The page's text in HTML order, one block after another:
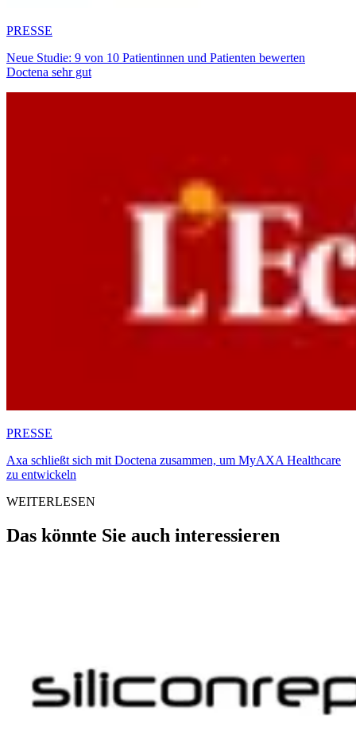
PRESSE
Neue Studie: 9 von 10 Patientinnen und Patienten bewerten
Doctena sehr gut
PRESSE
Axa schließt sich mit Doctena zusammen, um MyAXA Healthcare
zu entwickeln
WEITERLESEN
Das könnte Sie auch interessieren